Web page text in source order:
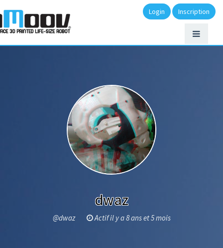
Login Inscription
dwaz
@dwaz Actif il y a 8 ans et 5 mois